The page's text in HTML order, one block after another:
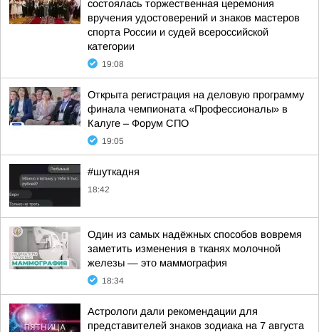
состоялась торжественная церемония
вручения удостоверений и знаков мастеров
спорта России и судей всероссийской
категории
19:08
Открыта регистрация на деловую программу
финала чемпионата «Профессионалы» в
Калуге – Форум СПО
19:05
#шуткадня
18:42
Один из самых надёжных способов вовремя
заметить изменения в тканях молочной
железы — это маммография
18:34
Астрологи дали рекомендации для
представителей знаков зодиака на 7 августа